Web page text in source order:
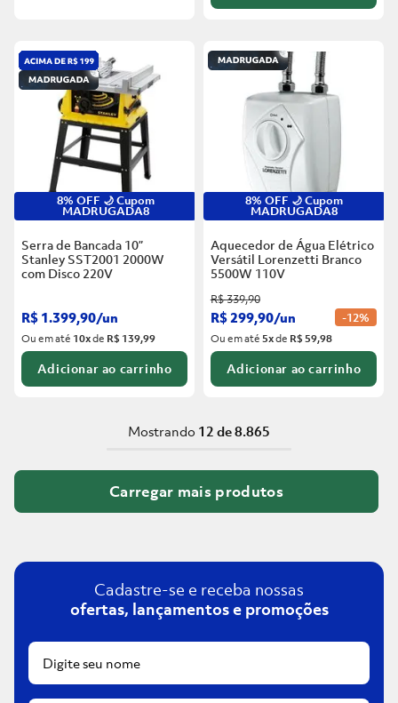
8% OFF 🌙 Cupom
MADRUGADA8
Serra de Bancada 10”
Stanley SST2001 2000W
com Disco 220V
R$ 1.399,90/un
Ou em até 10xde R$ 139,99
Adicionar ao carrinho
8% OFF 🌙 Cupom
MADRUGADA8
Aquecedor de Água Elétrico
Versátil Lorenzetti Branco
5500W 110V
R$339,90
R$299,90/un -12%
Ou em até5xde R$ 59,98
Adicionar ao carrinho
Mostrando 12 de 8.865
Cadastre-se e receba nossas
ofertas, lançamentos e promoções